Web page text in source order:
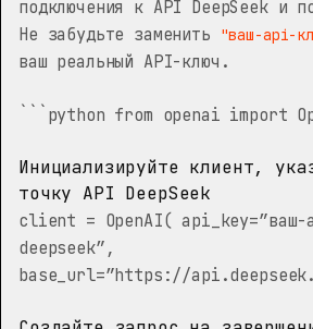
подключения к API DeepSeek и
Не забудьте заменить
"ваш-api-
ваш реальный API-ключ.
```python from openai import
Инициализируйте клиент,
точку API DeepSeek
client = OpenAI( api_key=”ваш-
deepseek”,
base_url=”https://